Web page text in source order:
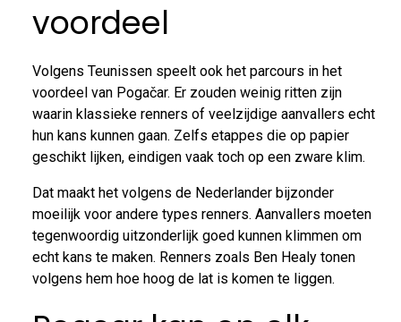
voordeel
Volgens Teunissen speelt ook het parcours in het
voordeel van Pogačar. Er zouden weinig ritten zijn
waarin klassieke renners of veelzijdige aanvallers echt
hun kans kunnen gaan. Zelfs etappes die op papier
geschikt lijken, eindigen vaak toch op een zware klim.
Dat maakt het volgens de Nederlander bijzonder
moeilijk voor andere types renners. Aanvallers moeten
tegenwoordig uitzonderlijk goed kunnen klimmen om
echt kans te maken. Renners zoals Ben Healy tonen
volgens hem hoe hoog de lat is komen te liggen.